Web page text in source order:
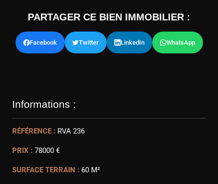
PARTAGER CE BIEN IMMOBILIER :
Facebook Twitter LinkedIn WhatsApp
Informations :
RÉFÉRENCE : RVA 236
PRIX : 78000 €
SURFACE TERRAIN : 60 M²